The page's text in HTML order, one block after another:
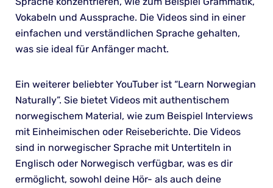
Vokabeln und Aussprache. Die Videos sind in einer
einfachen und verständlichen Sprache gehalten,
was sie ideal für Anfänger macht.
Ein weiterer beliebter YouTuber ist “Learn Norwegian
Naturally”. Sie bietet Videos mit authentischem
norwegischem Material, wie zum Beispiel Interviews
mit Einheimischen oder Reiseberichte. Die Videos
sind in norwegischer Sprache mit Untertiteln in
Englisch oder Norwegisch verfügbar, was es dir
ermöglicht, sowohl deine Hör- als auch deine